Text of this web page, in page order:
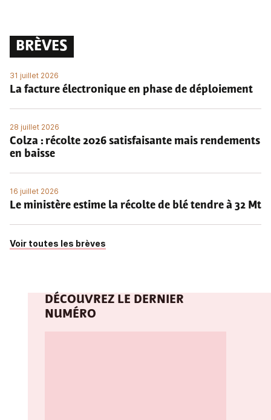
BRÈVES
31 juillet 2026
La facture électronique en phase de déploiement
28 juillet 2026
Colza : récolte 2026 satisfaisante mais rendements
en baisse
16 juillet 2026
Le ministère estime la récolte de blé tendre à 32 Mt
Voir toutes les brèves
DÉCOUVREZ LE DERNIER
NUMÉRO